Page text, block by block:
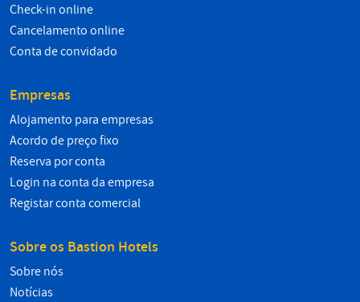
Check-in online
Cancelamento online
Conta de convidado
Empresas
Alojamento para empresas
Acordo de preço fixo
Reserva por conta
Login na conta da empresa
Registar conta comercial
Sobre os Bastion Hotels
Sobre nós
Notícias